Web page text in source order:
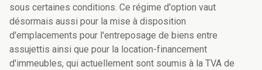
sous certaines conditions. Ce régime d'option vaut
désormais aussi pour la mise à disposition
d'emplacements pour l'entreposage de biens entre
assujettis ainsi que pour la location-financement
d'immeubles, qui actuellement sont soumis à la TVA de